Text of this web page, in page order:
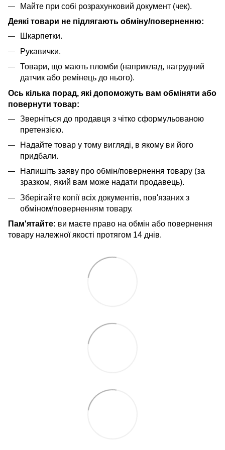
Майте при собі розрахунковий документ (чек).
Деякі товари не підлягають обміну/поверненню:
Шкарпетки.
Рукавички.
Товари, що мають пломби (наприклад, нагрудний
датчик або ремінець до нього).
Ось кілька порад, які допоможуть вам обміняти або
повернути товар:
Зверніться до продавця з чітко сформульованою
претензією.
Надайте товар у тому вигляді, в якому ви його
придбали.
Напишіть заяву про обмін/повернення товару (за
зразком, який вам може надати продавець).
Зберігайте копії всіх документів, пов'язаних з
обміном/поверненням товару.
Пам'ятайте: ви маєте право на обмін або повернення
товару належної якості протягом 14 днів.